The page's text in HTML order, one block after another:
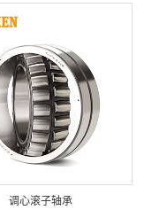
调心滚子轴承